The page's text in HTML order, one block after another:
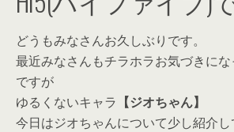
どうもみなさんお久しぶりです。
最近みなさんもチラホラお気づきに
ですが
ゆるくないキャラ 【ジオちゃん】
今日はジオちゃんについて少し紹介